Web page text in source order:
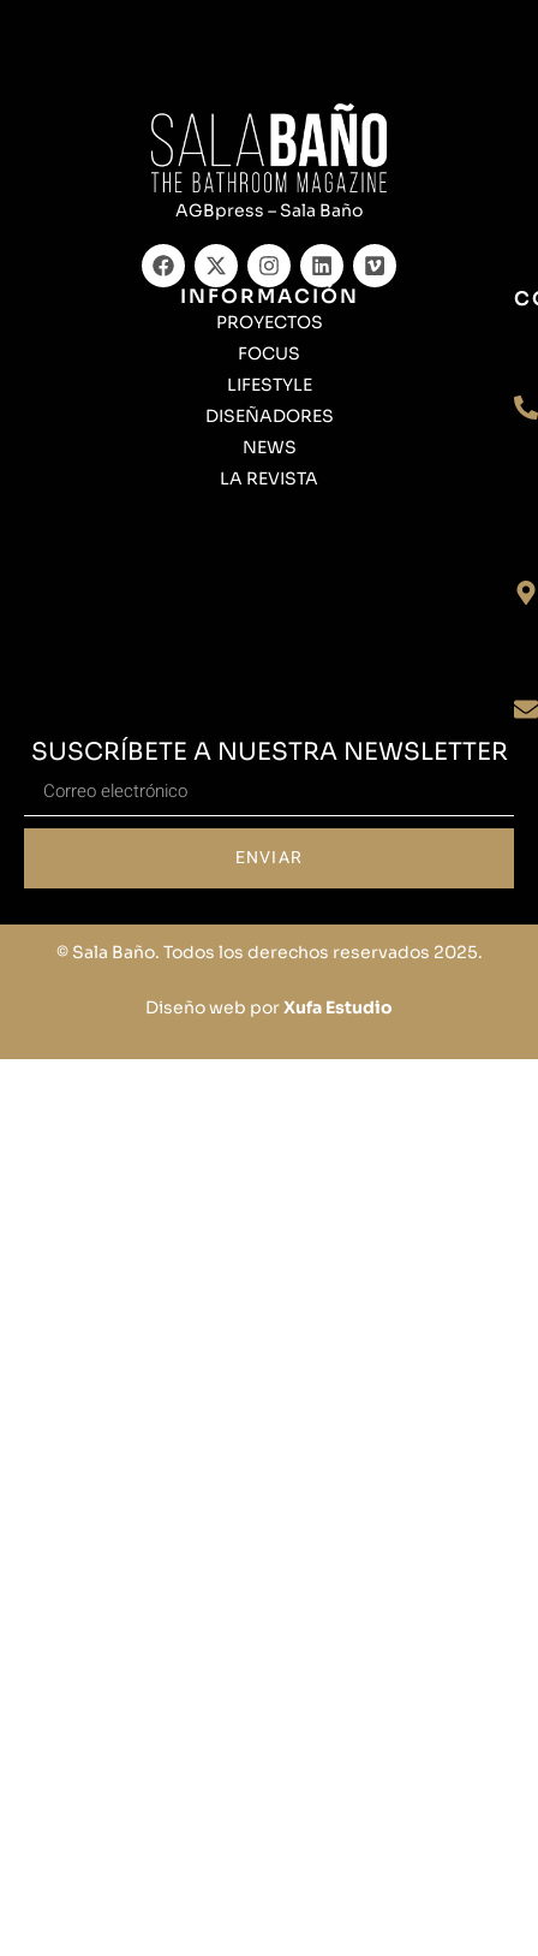
AGBpress – Sala Baño
INFORMACIÓN
PROYECTOS
FOCUS
LIFESTYLE
DISEÑADORES
NEWS
LA REVISTA
SUSCRÍBETE A NUESTRA NEWSLETTER
ENVIAR
© Sala Baño. Todos los derechos reservados 2025.
Diseño web porXufa Estudio